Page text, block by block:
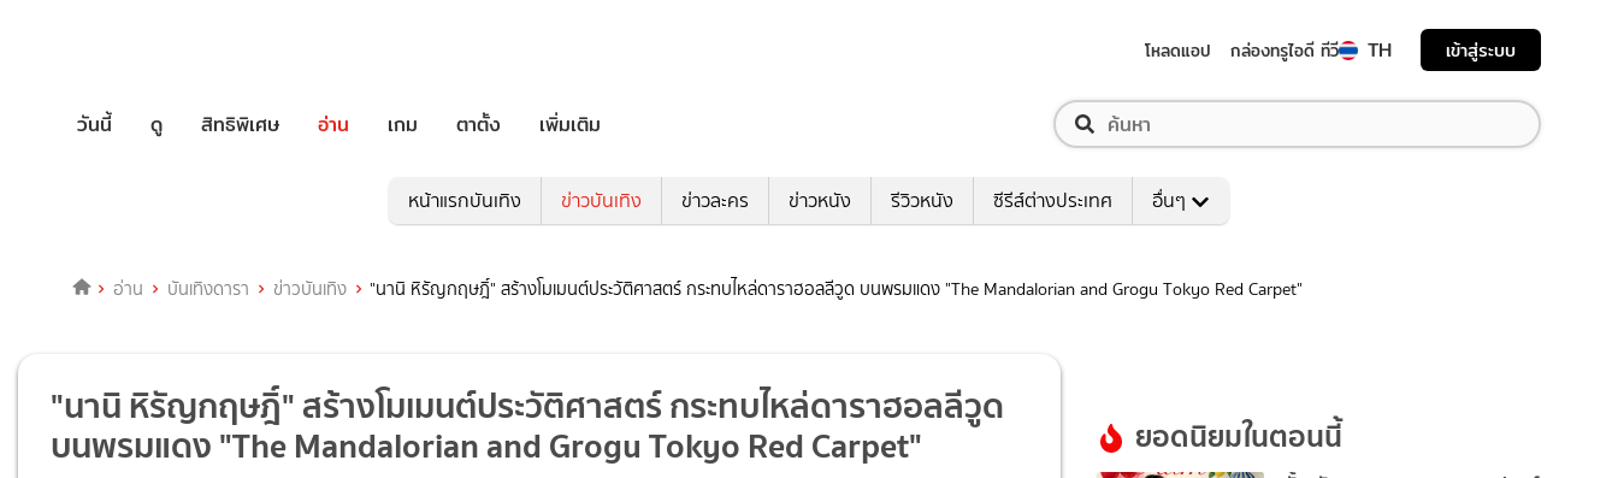
โหลดแอป กล่องทรูไอดี ทีวี TH เข้าสู่ระบบ
วันนี้ ดู สิทธิพิเศษ อ่าน เกม ตาตั้ง เพิ่มเติม
หน้าแรกบันเทิง ข่าวบันเทิง ข่าวละคร ข่าวหนัง รีวิวหนัง ซีรีส์ต่างประเทศ อื่นๆ
อ่าน บันเทิงดารา ข่าวบันเทิง "นานิ หิรัญกฤษฎิ์" สร้างโมเมนต์ประวัติศาสตร์ กระทบไหล่ดาราฮอลลีวูด บนพรมแดง "The Mandalorian and Grogu Tokyo Red Carpet"
"นานิ หิรัญกฤษฎิ์" สร้างโมเมนต์ประวัติศาสตร์ กระทบไหล่ดาราฮอลลีวูด
บนพรมแดง "The Mandalorian and Grogu Tokyo Red Carpet" ยอดนิยมในตอนนี้